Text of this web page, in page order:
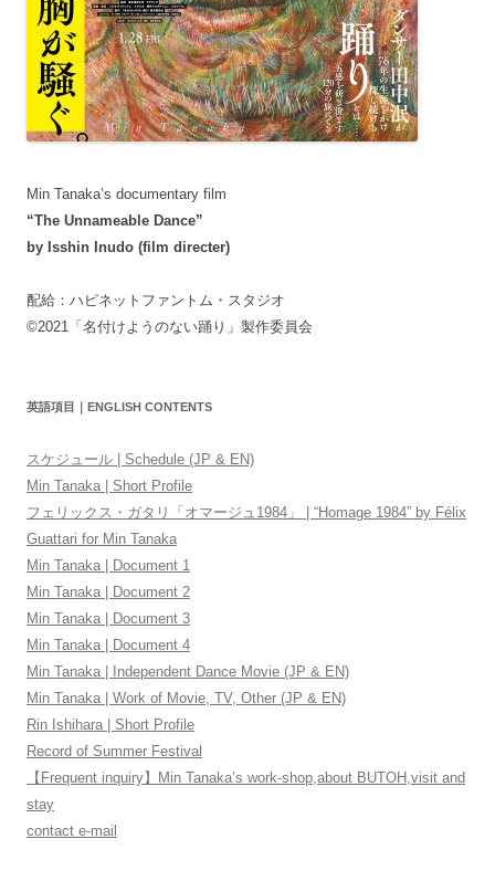
Min Tanaka’s documentary film
“The Unnameable Dance”
by Isshin Inudo (film directer)
配給：ハピネットファントム・スタジオ
©2021「名付けようのない踊り」製作委員会
英語項目｜ENGLISH CONTENTS
スケジュール | Schedule (JP & EN)
Min Tanaka | Short Profile
フェリックス・ガタリ「オマージュ1984」 | “Homage 1984” by Félix
Guattari for Min Tanaka
Min Tanaka | Document 1
Min Tanaka | Document 2
Min Tanaka | Document 3
Min Tanaka | Document 4
Min Tanaka | Independent Dance Movie (JP & EN)
Min Tanaka | Work of Movie, TV, Other (JP & EN)
Rin Ishihara | Short Profile
Record of Summer Festival
【Frequent inquiry】Min Tanaka’s work-shop,about BUTOH,visit and
stay
contact e-mail